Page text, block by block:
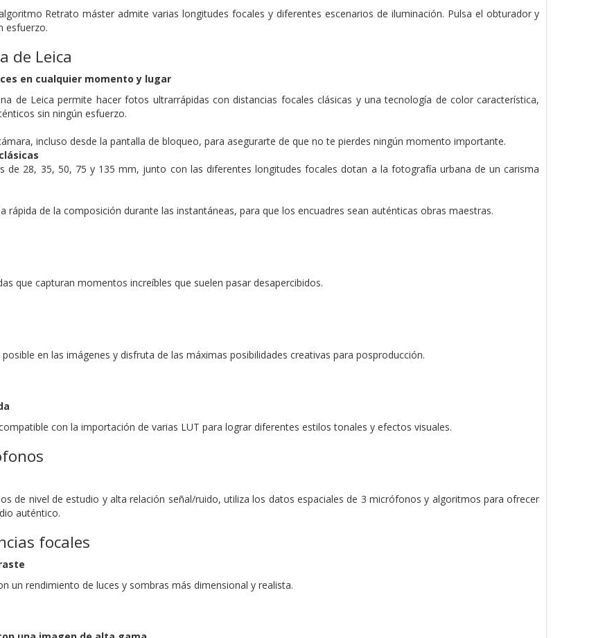
Retrato máster admite varias longitudes focales y diferentes escenarios de iluminación. Pulsa el obturador y
esfuerzo.
de Leica
en cualquier momento y lugar
de Leica permite hacer fotos ultrarrápidas con distancias focales clásicas y una tecnología de color característica,
sin ningún esfuerzo.
incluso desde la pantalla de bloqueo, para asegurarte de que no te pierdes ningún momento importante.
de 28, 35, 50, 75 y 135 mm, junto con las diferentes longitudes focales dotan a la fotografía urbana de un carisma
rápida de la composición durante las instantáneas, para que los encuadres sean auténticas obras maestras.
que capturan momentos increíbles que suelen pasar desapercibidos.
en las imágenes y disfruta de las máximas posibilidades creativas para posproducción.
con la importación de varias LUT para lograr diferentes estilos tonales y efectos visuales.
de nivel de estudio y alta relación señal/ruido, utiliza los datos espaciales de 3 micrófonos y algoritmos para ofrecer
auténtico.
focales
un rendimiento de luces y sombras más dimensional y realista.